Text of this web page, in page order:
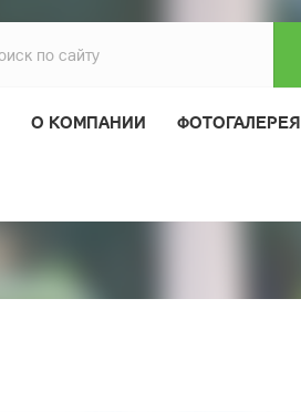
О КОМПАНИИ ФОТОГАЛЕРЕЯ